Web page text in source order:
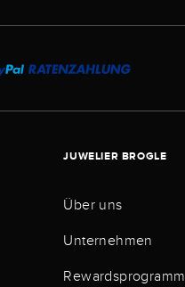
JUWELIER BROGLE
Über uns
Unternehmen
Rewardsprogramm